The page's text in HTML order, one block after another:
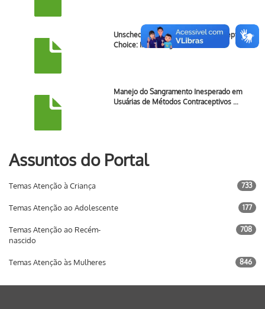
Unscheduled Bleeding and Contraceptive
Choice: Increasing …
Manejo do Sangramento Inesperado em
Usuárias de Métodos Contraceptivos …
Assuntos do Portal
Temas Atenção à Criança 733
Temas Atenção ao Adolescente 177
Temas Atenção ao Recém-
nascido
708
Temas Atenção às Mulheres 846